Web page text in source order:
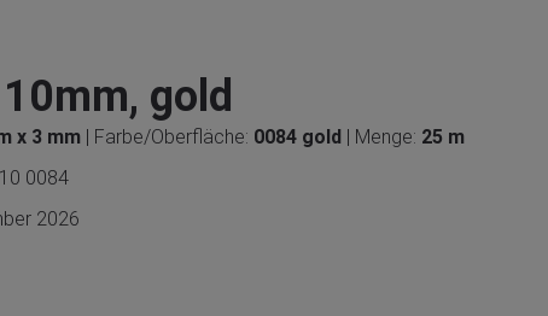
gold
x 3 mm | Farbe/Oberfläche: 0084 gold | Menge: 25 m
0084
2026